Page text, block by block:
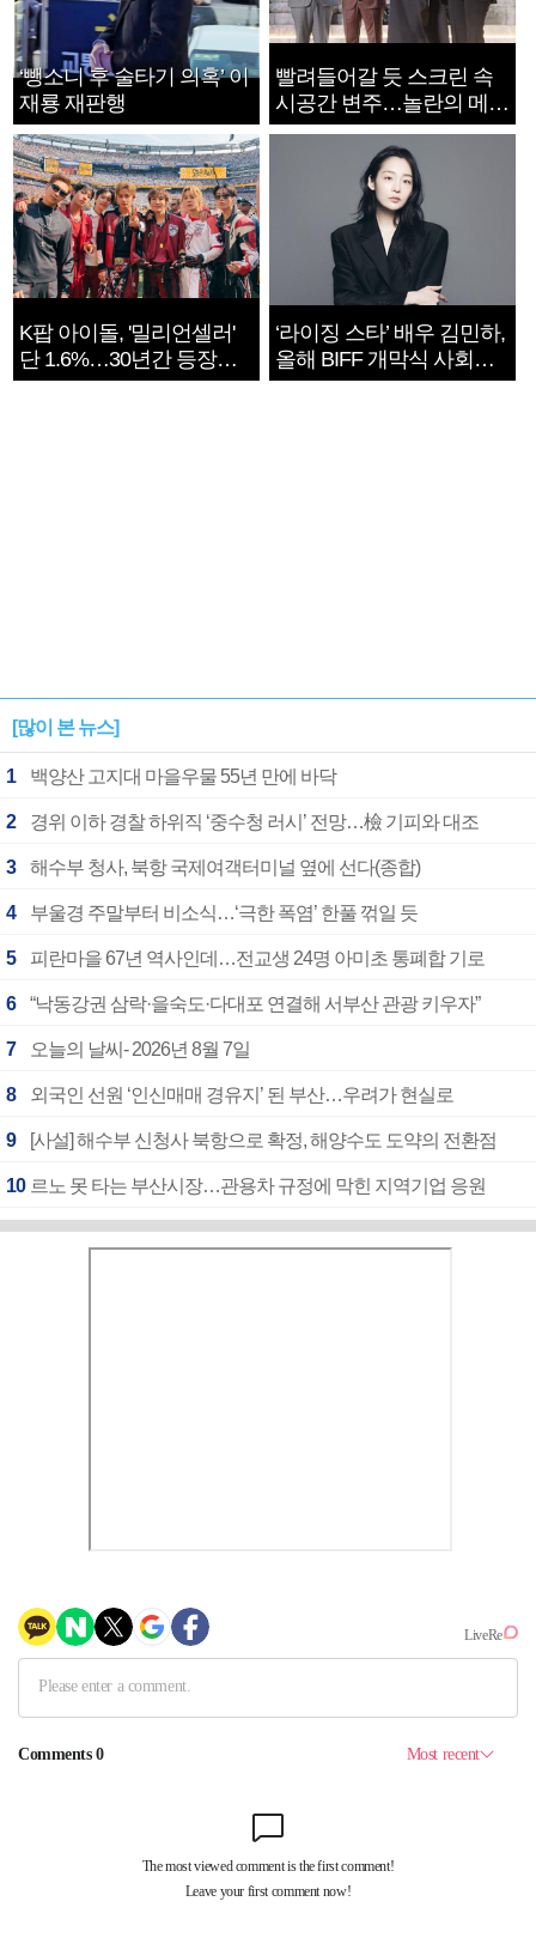
‘뺑소니 후 술타기 의혹’ 이
재룡 재판행
빨려들어갈 듯 스크린 속
시공간 변주…놀란의 메시
지는 ‘전쟁 속죄’
K팝 아이돌, '밀리언셀러'
단 1.6%…30년간 등장
1182개팀 전수조사
‘라이징 스타’ 배우 김민하,
올해 BIFF 개막식 사회자
확정
[많이 본 뉴스]
1 백양산 고지대 마을우물 55년 만에 바닥
2 경위 이하 경찰 하위직 ‘중수청 러시’ 전망…檢 기피와 대조
3 해수부 청사, 북항 국제여객터미널 옆에 선다(종합)
4 부울경 주말부터 비소식…‘극한 폭염’ 한풀 꺾일 듯
5 피란마을 67년 역사인데…전교생 24명 아미초 통폐합 기로
6 “낙동강권 삼락·을숙도·다대포 연결해 서부산 관광 키우자”
7 오늘의 날씨- 2026년 8월 7일
8 외국인 선원 ‘인신매매 경유지’ 된 부산…우려가 현실로
9 [사설] 해수부 신청사 북항으로 확정, 해양수도 도약의 전환점
10 르노 못 타는 부산시장…관용차 규정에 막힌 지역기업 응원